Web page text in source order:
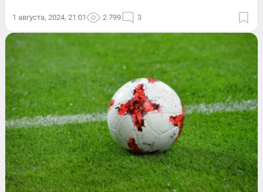
1 августа, 2024, 21:01 2 799 3